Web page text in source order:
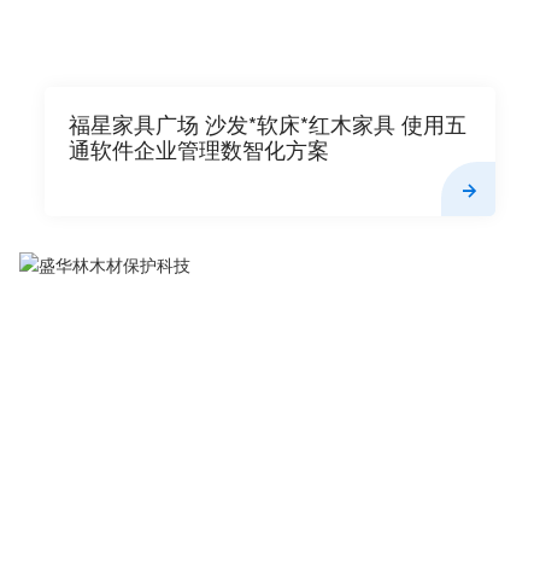
福星家具广场 沙发*软床*红木家具 使用五
通软件企业管理数智化方案